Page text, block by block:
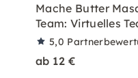
Mache Butter
Team: Virtuelles
5,0
ab 12 €